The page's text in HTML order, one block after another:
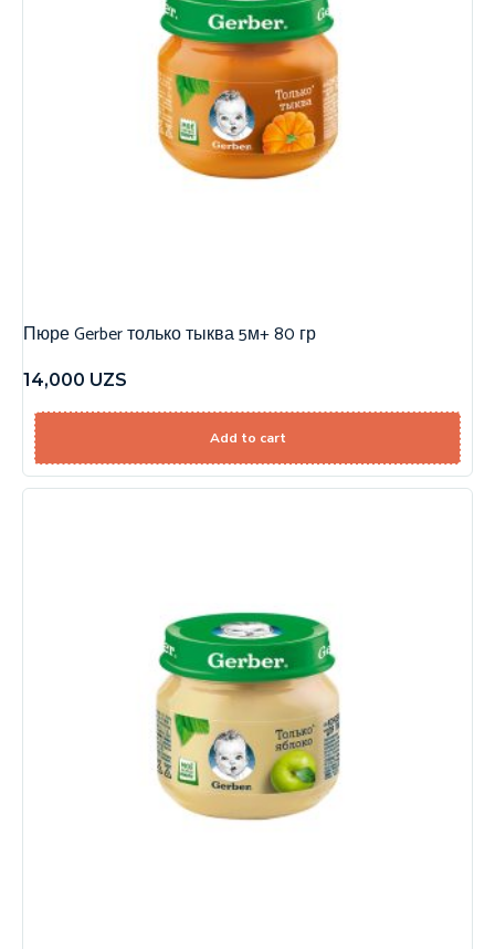
Пюре Gerber только тыква 5м+ 80 гр
14,000 UZS
Add to cart